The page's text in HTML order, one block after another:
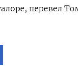
перевел